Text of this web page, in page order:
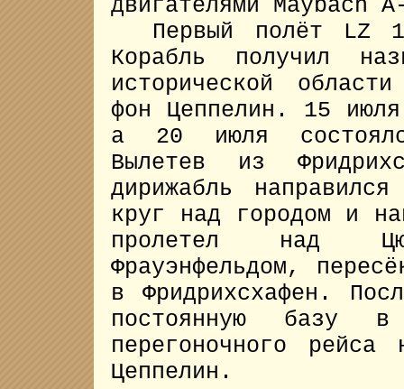
двигателями Maybach
Первый полёт LZ
Корабль получил
исторической
фон Цеппелин. 15
а 20 июля
Вылетев из
дирижабль
круг над городом и
пролетел над
Фрауэнфельдом,
в Фридрихсхафен.
постоянную базу
перегоночного
Цеппелин.